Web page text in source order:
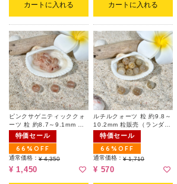
カートに入れる カートに入れる
ピンクサゲニティッククォ
ーツ 粒 約8.7～9.1mm 粒
販売（ランダム｜天然キズ
有）
特価セール
66%OFF
通常価格： ¥ 4,350
¥ 1,450
ルチルクォーツ 粒 約9.8～
10.2mm 粒販売（ランダ
ム）
特価セール
66%OFF
通常価格：¥ 1,710
¥ 570